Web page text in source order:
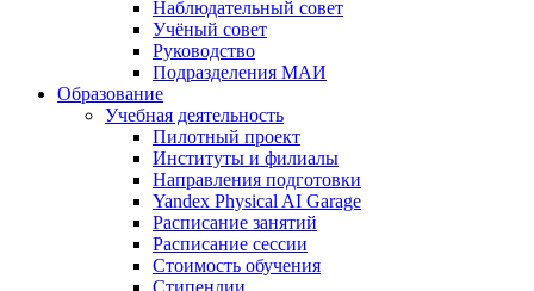
Наблюдательный совет
Учёный совет
Руководство
Подразделения МАИ
Образование
Учебная деятельность
Пилотный проект
Институты и филиалы
Направления подготовки
Yandex Physical AI Garage
Расписание занятий
Расписание сессии
Стоимость обучения